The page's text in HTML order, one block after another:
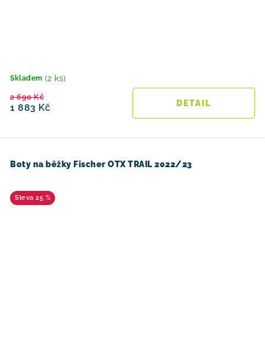
Skladem (2 ks)
1 883 Kč
2 690 Kč
Boty na běžky Fischer OTX TRAIL 2022/23
25 %